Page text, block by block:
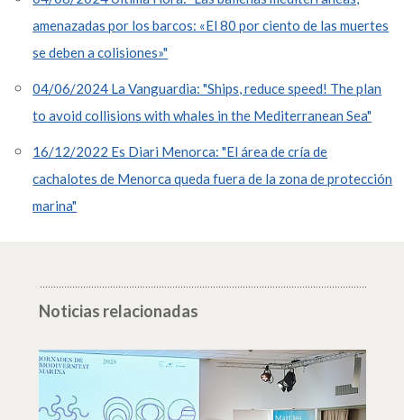
amenazadas por los barcos: «El 80 por ciento de las muertes
se deben a colisiones»"
04/06/2024 La Vanguardia: "Ships, reduce speed! The plan
to avoid collisions with whales in the Mediterranean Sea"
16/12/2022 Es Diari Menorca: "El área de cría de
cachalotes de Menorca queda fuera de la zona de protección
marina"
Noticias relacionadas